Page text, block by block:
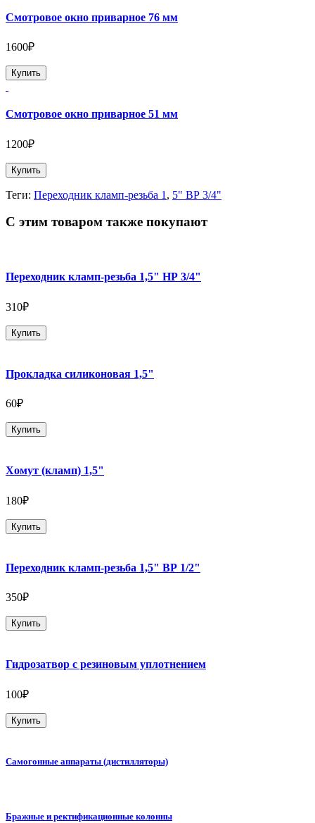
Смотровое окно приварное 76 мм
1600₽
Купить
Смотровое окно приварное 51 мм
1200₽
Купить
Теги: Переходник кламп-резьба 1 , 5" ВР 3/4"
С этим товаром также покупают
Переходник кламп-резьба 1,5" НР 3/4"
310₽
Купить
Прокладка силиконовая 1,5"
60₽
Купить
Хомут (кламп) 1,5"
180₽
Купить
Переходник кламп-резьба 1,5" ВР 1/2"
350₽
Купить
Гидрозатвор с резиновым уплотнением
100₽
Купить
Самогонные аппараты (дистилляторы)
Бражные и ректификационные колонны